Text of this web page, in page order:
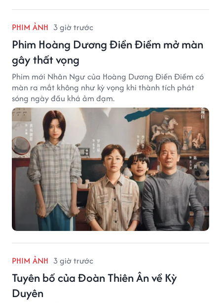
PHIM ẢNH 3 giờ trước
Phim Hoàng Dương Điền Điềm mở màn
gây thất vọng
Phim mới Nhân Ngư của Hoàng Dương Điền Điềm có
màn ra mắt không như kỳ vọng khi thành tích phát
sóng ngày đầu khá ảm đạm.
PHIM ẢNH 3 giờ trước
Tuyên bố của Đoàn Thiên Ân về Kỳ
Duyên